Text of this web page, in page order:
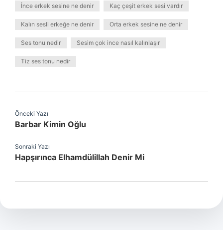
İnce erkek sesine ne denir Kaç çeşit erkek sesi vardır
Kalın sesli erkeğe ne denir Orta erkek sesine ne denir
Ses tonu nedir Sesim çok ince nasıl kalınlaşır
Tiz ses tonu nedir
Önceki Yazı
Barbar Kimin Oğlu
Sonraki Yazı
Hapşırınca Elhamdülillah Denir Mi